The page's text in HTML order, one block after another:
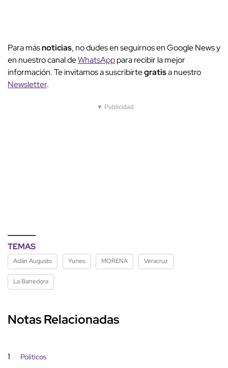
Para másnoticias, no dudes en seguirnos en Google News y
en nuestro canal deWhatsApppara recibir la mejor
información. Te invitamos a suscribirtegratisa nuestro
Newsletter.
▼ Publicidad
TEMAS
Adán Augusto Yunes MORENA Veracruz
La Barredora
Notas Relacionadas
1 Políticos